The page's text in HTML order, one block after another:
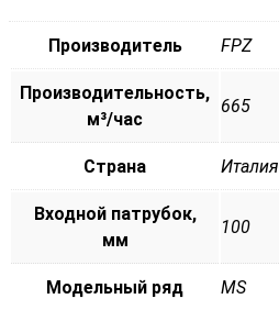
Производитель FPZ
Производительность,
м³/час
665
Страна Италия
Входной патрубок,
мм
100
Модельный ряд MS